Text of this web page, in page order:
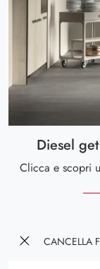
CANCELLA
Diesel